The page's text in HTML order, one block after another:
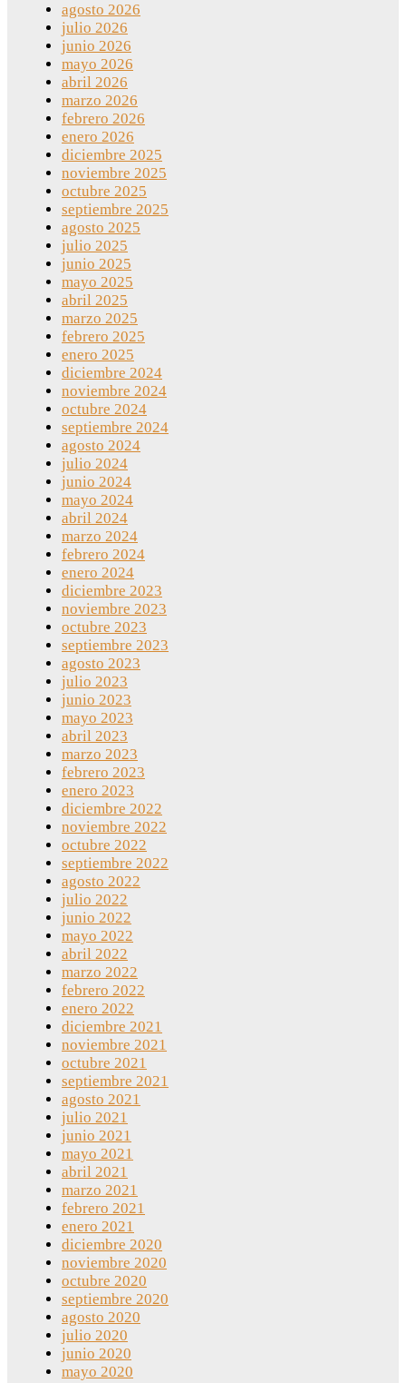
agosto 2026
julio 2026
junio 2026
mayo 2026
abril 2026
marzo 2026
febrero 2026
enero 2026
diciembre 2025
noviembre 2025
octubre 2025
septiembre 2025
agosto 2025
julio 2025
junio 2025
mayo 2025
abril 2025
marzo 2025
febrero 2025
enero 2025
diciembre 2024
noviembre 2024
octubre 2024
septiembre 2024
agosto 2024
julio 2024
junio 2024
mayo 2024
abril 2024
marzo 2024
febrero 2024
enero 2024
diciembre 2023
noviembre 2023
octubre 2023
septiembre 2023
agosto 2023
julio 2023
junio 2023
mayo 2023
abril 2023
marzo 2023
febrero 2023
enero 2023
diciembre 2022
noviembre 2022
octubre 2022
septiembre 2022
agosto 2022
julio 2022
junio 2022
mayo 2022
abril 2022
marzo 2022
febrero 2022
enero 2022
diciembre 2021
noviembre 2021
octubre 2021
septiembre 2021
agosto 2021
julio 2021
junio 2021
mayo 2021
abril 2021
marzo 2021
febrero 2021
enero 2021
diciembre 2020
noviembre 2020
octubre 2020
septiembre 2020
agosto 2020
julio 2020
junio 2020
mayo 2020